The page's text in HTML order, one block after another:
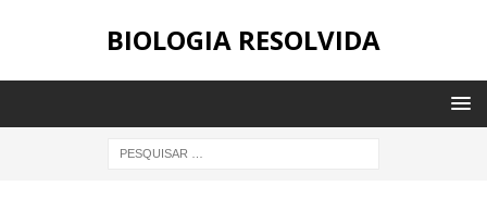
BIOLOGIA RESOLVIDA